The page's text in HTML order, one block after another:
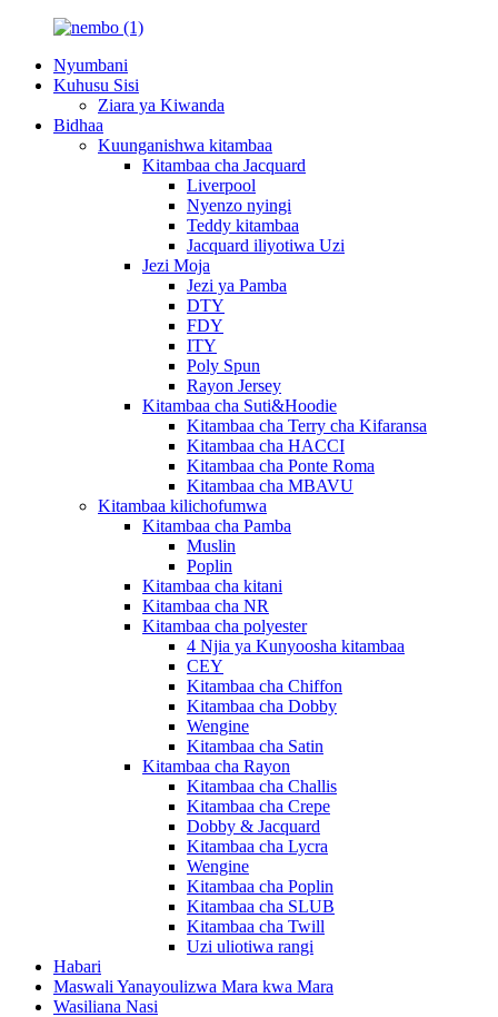
Nyumbani
Kuhusu Sisi
Ziara ya Kiwanda
Bidhaa
Kuunganishwa kitambaa
Kitambaa cha Jacquard
Liverpool
Nyenzo nyingi
Teddy kitambaa
Jacquard iliyotiwa Uzi
Jezi Moja
Jezi ya Pamba
DTY
FDY
ITY
Poly Spun
Rayon Jersey
Kitambaa cha Suti&Hoodie
Kitambaa cha Terry cha Kifaransa
Kitambaa cha HACCI
Kitambaa cha Ponte Roma
Kitambaa cha MBAVU
Kitambaa kilichofumwa
Kitambaa cha Pamba
Muslin
Poplin
Kitambaa cha kitani
Kitambaa cha NR
Kitambaa cha polyester
4 Njia ya Kunyoosha kitambaa
CEY
Kitambaa cha Chiffon
Kitambaa cha Dobby
Wengine
Kitambaa cha Satin
Kitambaa cha Rayon
Kitambaa cha Challis
Kitambaa cha Crepe
Dobby & Jacquard
Kitambaa cha Lycra
Wengine
Kitambaa cha Poplin
Kitambaa cha SLUB
Kitambaa cha Twill
Uzi uliotiwa rangi
Habari
Maswali Yanayoulizwa Mara kwa Mara
Wasiliana Nasi